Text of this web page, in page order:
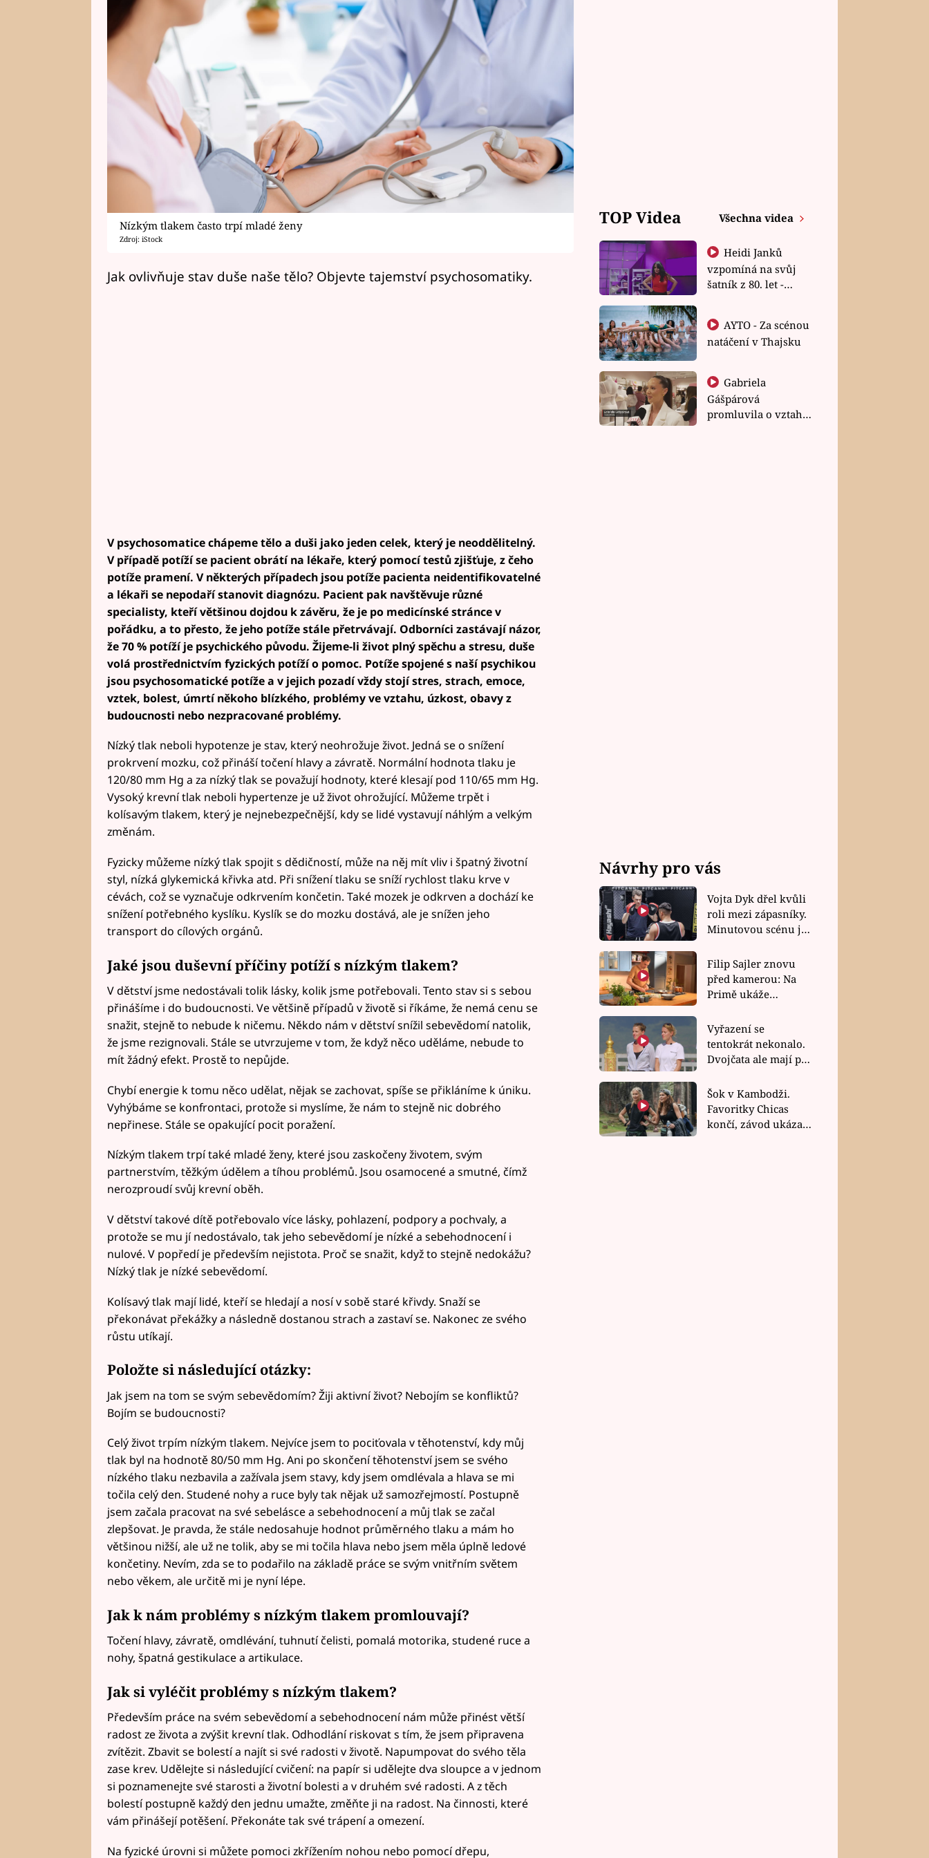
Nízkým tlakem často trpí mladé ženy
Zdroj: iStock
Jak ovlivňuje stav duše naše tělo? Objevte tajemství psychosomatiky.
V psychosomatice chápeme tělo a duši jako jeden celek, který je neoddělitelný.
V případě potíží se pacient obrátí na lékaře, který pomocí testů zjišťuje, z čeho
potíže pramení. V některých případech jsou potíže pacienta neidentifikovatelné
a lékaři se nepodaří stanovit diagnózu. Pacient pak navštěvuje různé
specialisty, kteří většinou dojdou k závěru, že je po medicínské stránce v
pořádku, a to přesto, že jeho potíže stále přetrvávají. Odborníci zastávají názor,
že 70 % potíží je psychického původu. Žijeme-li život plný spěchu a stresu, duše
volá prostřednictvím fyzických potíží o pomoc. Potíže spojené s naší psychikou
jsou psychosomatické potíže a v jejich pozadí vždy stojí stres, strach, emoce,
vztek, bolest, úmrtí někoho blízkého, problémy ve vztahu, úzkost, obavy z
budoucnosti nebo nezpracované problémy.
Nízký tlak neboli hypotenze je stav, který neohrožuje život. Jedná se o snížení
prokrvení mozku, což přináší točení hlavy a závratě. Normální hodnota tlaku je
120/80 mm Hg a za nízký tlak se považují hodnoty, které klesají pod 110/65 mm Hg.
Vysoký krevní tlak neboli hypertenze je už život ohrožující. Můžeme trpět i
kolísavým tlakem, který je nejnebezpečnější, kdy se lidé vystavují náhlým a velkým
změnám.
Fyzicky můžeme nízký tlak spojit s dědičností, může na něj mít vliv i špatný životní
styl, nízká glykemická křivka atd. Při snížení tlaku se sníží rychlost tlaku krve v
cévách, což se vyznačuje odkrvením končetin. Také mozek je odkrven a dochází ke
snížení potřebného kyslíku. Kyslík se do mozku dostává, ale je snížen jeho
transport do cílových orgánů.
Jaké jsou duševní příčiny potíží s nízkým tlakem?
V dětství jsme nedostávali tolik lásky, kolik jsme potřebovali. Tento stav si s sebou
přinášíme i do budoucnosti. Ve většině případů v životě si říkáme, že nemá cenu se
snažit, stejně to nebude k ničemu. Někdo nám v dětství snížil sebevědomí natolik,
že jsme rezignovali. Stále se utvrzujeme v tom, že když něco uděláme, nebude to
mít žádný efekt. Prostě to nepůjde.
Chybí energie k tomu něco udělat, nějak se zachovat, spíše se přikláníme k úniku.
Vyhýbáme se konfrontaci, protože si myslíme, že nám to stejně nic dobrého
nepřinese. Stále se opakující pocit poražení.
Nízkým tlakem trpí také mladé ženy, které jsou zaskočeny životem, svým
partnerstvím, těžkým údělem a tíhou problémů. Jsou osamocené a smutné, čímž
nerozproudí svůj krevní oběh.
V dětství takové dítě potřebovalo více lásky, pohlazení, podpory a pochvaly, a
protože se mu jí nedostávalo, tak jeho sebevědomí je nízké a sebehodnocení i
nulové. V popředí je především nejistota. Proč se snažit, když to stejně nedokážu?
Nízký tlak je nízké sebevědomí.
Kolísavý tlak mají lidé, kteří se hledají a nosí v sobě staré křivdy. Snaží se
překonávat překážky a následně dostanou strach a zastaví se. Nakonec ze svého
růstu utíkají.
Položte si následující otázky:
Jak jsem na tom se svým sebevědomím? Žiji aktivní život? Nebojím se konfliktů?
Bojím se budoucnosti?
Celý život trpím nízkým tlakem. Nejvíce jsem to pociťovala v těhotenství, kdy můj
tlak byl na hodnotě 80/50 mm Hg. Ani po skončení těhotenství jsem se svého
nízkého tlaku nezbavila a zažívala jsem stavy, kdy jsem omdlévala a hlava se mi
točila celý den. Studené nohy a ruce byly tak nějak už samozřejmostí. Postupně
jsem začala pracovat na své sebelásce a sebehodnocení a můj tlak se začal
zlepšovat. Je pravda, že stále nedosahuje hodnot průměrného tlaku a mám ho
většinou nižší, ale už ne tolik, aby se mi točila hlava nebo jsem měla úplně ledové
končetiny. Nevím, zda se to podařilo na základě práce se svým vnitřním světem
nebo věkem, ale určitě mi je nyní lépe.
Jak k nám problémy s nízkým tlakem promlouvají?
Točení hlavy, závratě, omdlévání, tuhnutí čelisti, pomalá motorika, studené ruce a
nohy, špatná gestikulace a artikulace.
Jak si vyléčit problémy s nízkým tlakem?
Především práce na svém sebevědomí a sebehodnocení nám může přinést větší
radost ze života a zvýšit krevní tlak. Odhodlání riskovat s tím, že jsem připravena
zvítězit. Zbavit se bolestí a najít si své radosti v životě. Napumpovat do svého těla
zase krev. Udělejte si následující cvičení: na papír si udělejte dva sloupce a v jednom
si poznamenejte své starosti a životní bolesti a v druhém své radosti. A z těch
bolestí postupně každý den jednu umažte, změňte ji na radost. Na činnosti, které
vám přinášejí potěšení. Překonáte tak své trápení a omezení.
Na fyzické úrovni si můžete pomoci zkřížením nohou nebo pomocí dřepu,
TOP Videa Všechna videa
Heidi Janků
vzpomíná na svůj
šatník z 80. let -
natáčení v Thajsku
Gabriela
Gášpárová
promluvila o vztahu
Návrhy pro vás
Vojta Dyk dřel kvůli
roli mezi zápasníky.
Minutovou scénu jel
Filip Sajler znovu
před kamerou: Na
Primě ukáže
rychlé recepty
Vyřazení se
tentokrát nekonalo.
Dvojčata ale mají po
závodu nůž na krku
Šok v Kambodži.
Favoritky Chicas
končí, závod ukázal